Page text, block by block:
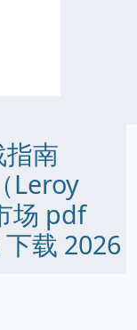
南
Leroy
场 pdf
载 2026